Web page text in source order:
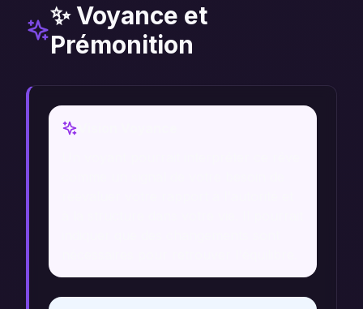
✨ Voyance et
Prémonition